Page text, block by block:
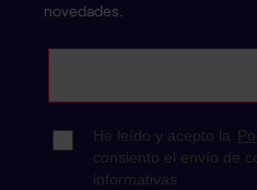
novedades.